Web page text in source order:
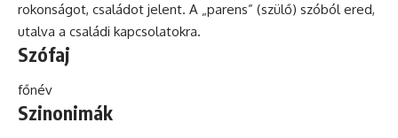
rokonságot, családot jelent. A „parens” (szülő) szóból ered,
utalva a családi kapcsolatokra.
Szófaj
főnév
Szinonimák